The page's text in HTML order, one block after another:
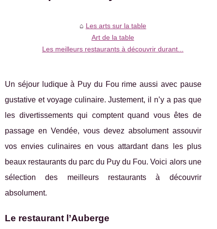
Les arts sur la table
Art de la table
Les meilleurs restaurants à découvrir durant...
Un séjour ludique à Puy du Fou rime aussi avec pause
gustative et voyage culinaire. Justement, il n’y a pas que
les divertissements qui comptent quand vous êtes de
passage en Vendée, vous devez absolument assouvir
vos envies culinaires en vous attardant dans les plus
beaux restaurants du parc du Puy du Fou. Voici alors une
sélection des meilleurs restaurants à découvrir
absolument.
Le restaurant l’Auberge